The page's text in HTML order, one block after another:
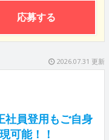
応募する
2026.07.31 更新
社員登用もご自身
可能！！